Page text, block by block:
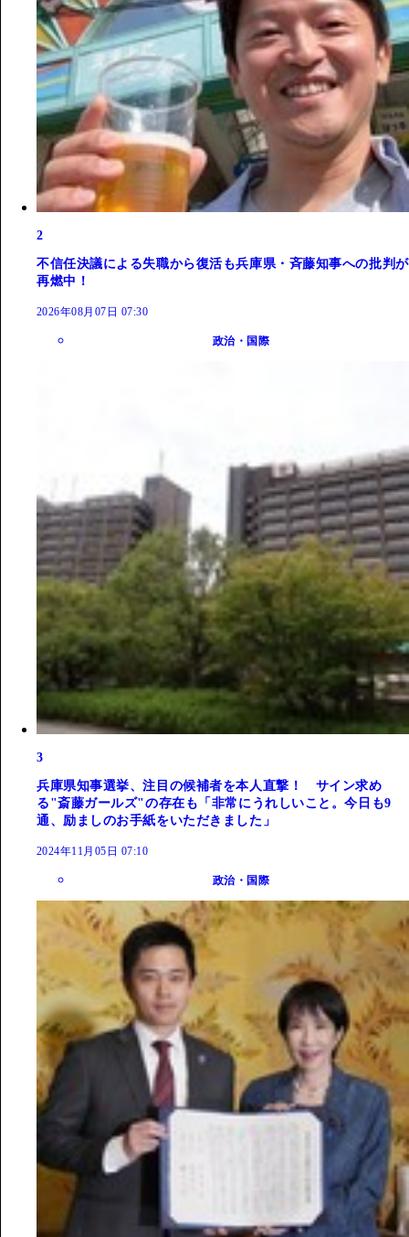
2
不信任決議による失職から復活も兵庫県・斉藤知事への批判が
再燃中！
2026年08月07日 07:30
政治・国際
3
兵庫県知事選挙、注目の候補者を本人直撃！ サイン求め
る"斎藤ガールズ"の存在も「非常にうれしいこと。今日も9
通、励ましのお手紙をいただきました」
2024年11月05日 07:10
政治・国際